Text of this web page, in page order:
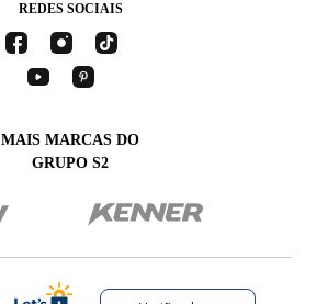
REDES SOCIAIS
MAIS MARCAS DO
GRUPO S2